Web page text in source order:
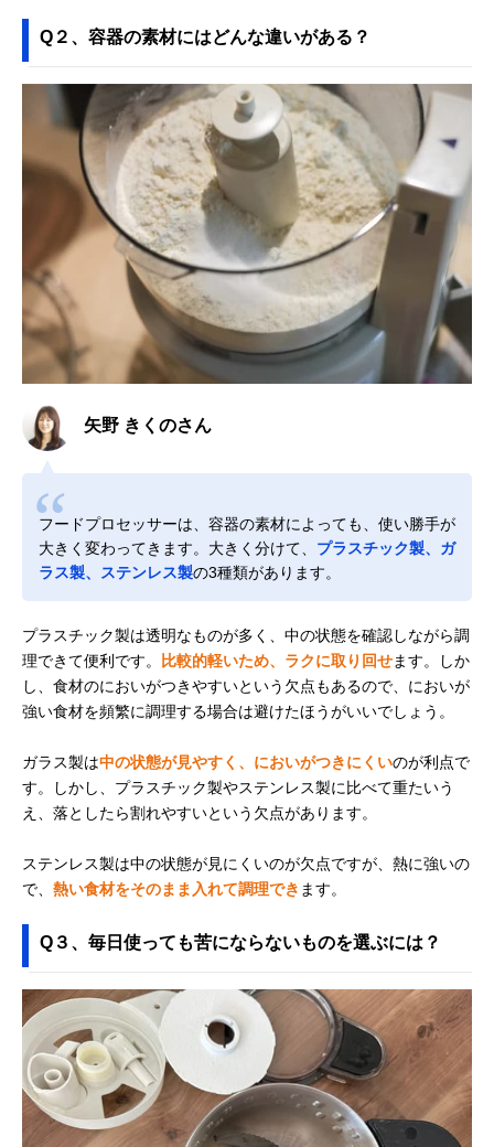
Q２、容器の素材にはどんな違いがある？
矢野 きくのさん
フードプロセッサーは、容器の素材によっても、使い勝手が
大きく変わってきます。大きく分けて、 プラスチック製、ガ
ラス製、ステンレス製の3種類があります。
プラスチック製は透明なものが多く、中の状態を確認しながら調
理できて便利です。
比較的軽いため、ラクに取り回せます。しか
し、食材のにおいがつきやすいという欠点もあるので、においが
強い食材を頻繁に調理する場合は避けたほうがいいでしょう。
ガラス製は中の状態が見やすく、においがつきにくいのが利点で
す。しかし、プラスチック製やステンレス製に比べて重たいう
え、落としたら割れやすいという欠点があります。
ステンレス製は中の状態が見にくいのが欠点ですが、熱に強いの
で、 熱い食材をそのまま入れて調理でき ます。
Q３、毎日使っても苦にならないものを選ぶには？